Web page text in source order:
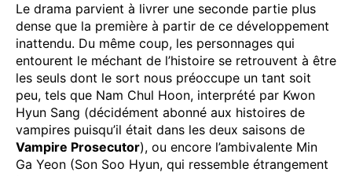
Le drama parvient à livrer une seconde partie plus
dense que la première à partir de ce développement
inattendu. Du même coup, les personnages qui
entourent le méchant de l’histoire se retrouvent à être
les seuls dont le sort nous préoccupe un tant soit
peu, tels que Nam Chul Hoon, interprété par Kwon
Hyun Sang (décidément abonné aux histoires de
vampires puisqu’il était dans les deux saisons de
Vampire Prosecutor), ou encore l’ambivalente Min
Ga Yeon (Son Soo Hyun, qui ressemble étrangement